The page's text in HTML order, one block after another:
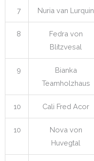
7 Nuria van Lurquin
8
Fedra von
Blitzvesal
9
Bianka
Teamholzhaus
10 Cali Fred Acor
10
Nova von
Huvegtal